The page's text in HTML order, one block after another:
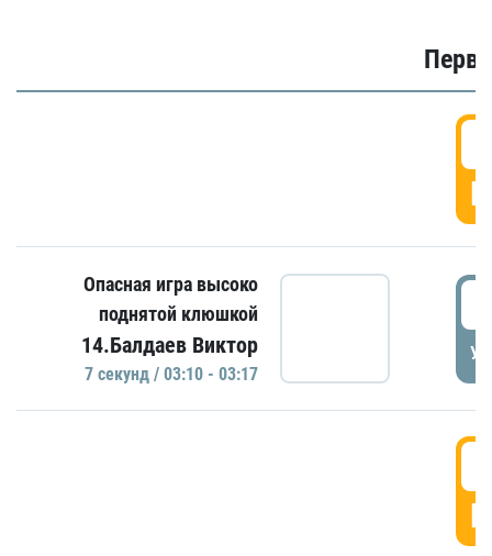
Опасная игра высоко
поднятой клюшкой
14.Балдаев Виктор
7 секунд / 03:10 - 03:17